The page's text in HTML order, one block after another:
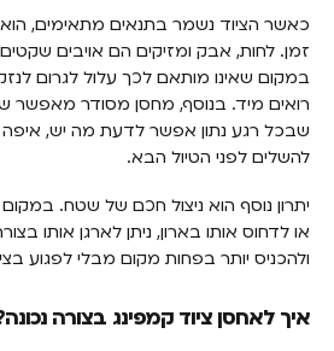
כאשר הציוד נשמר בתנאים מתאימים,
זמן. לחות, אבק ומזיקים הם אויבים
במקום שאינו מותאם לכך עלול לגרום
רואים מיד. בנוסף, מחסן מסודר מאפשר
שבכל רגע נתון אפשר לדעת מה יש, איפה
להשלים לפני הטיול הבא.
יתרון נוסף הוא ניצול חכם של שטח.
או לדחוס אותו בארון, ניתן לארגן אותו
ולהכניס יותר בפחות מקום מבלי לפגוע
איך לאחסן ציוד קמפינג בצורה